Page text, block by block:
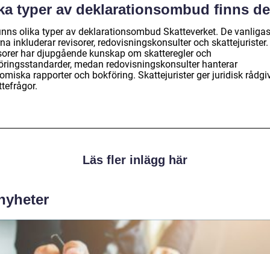
typer av deklarationsombud finns
olika typer av deklarationsombud Skatteverket. De
inkluderar revisorer, redovisningskonsulter och skattejurister.
har djupgående kunskap om skatteregler och
medan redovisningskonsulter hanterar
rapporter och bokföring. Skattejurister ger juridisk
Läs fler inlägg här